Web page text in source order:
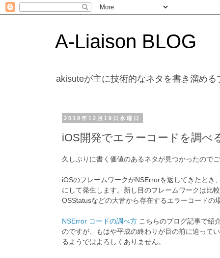
A-Liaison BLOG
akisuteが主に技術的なネタを書き溜める
2018年12月19日水曜日
iOS開発でエラーコードを調べ
久しぶりに書く価値のあるネタが見つかったので
iOSのフレームワークがNSErrorを返してきたと
にして発生します。新し目のフレームワークは比
OSStatusなどの大昔から存在するエラーコードの
NSError コードの調べ方 こちらのブログ記事で紹
のですが、もはや平成の終わりが目の前に迫って
るようではよろしくありません。